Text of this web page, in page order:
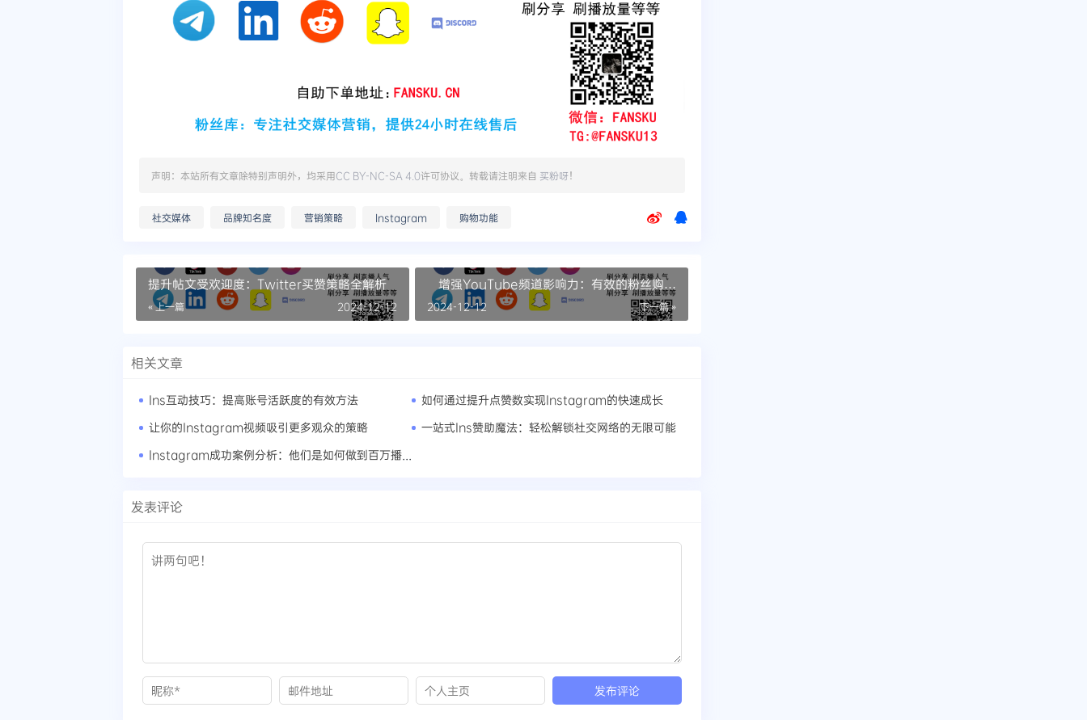
声明：本站所有文章除特别声明外，均采用CC BY-NC-SA 4.0许可协议。转载请注明来自 买粉呀！
社交媒体 品牌知名度 营销策略 Instagram 购物功能
提升帖文受欢迎度：Twitter买赞策略全解析
« 上一篇 2024-12-12
增强YouTube频道影响力：有效的粉丝购买
策略
下一篇 »
2024-12-12
相关文章
Ins互动技巧：提高账号活跃度的有效方法
如何通过提升点赞数实现Instagram的快速成长
让你的Instagram视频吸引更多观众的策略
一站式Ins赞助魔法：轻松解锁社交网络的无限可能
发表评论